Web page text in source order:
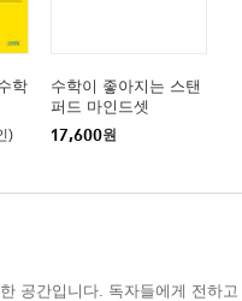
학
)
수학이 좋아지는 스탠
퍼드 마인드셋
17,600원
공간입니다. 독자들에게 전하